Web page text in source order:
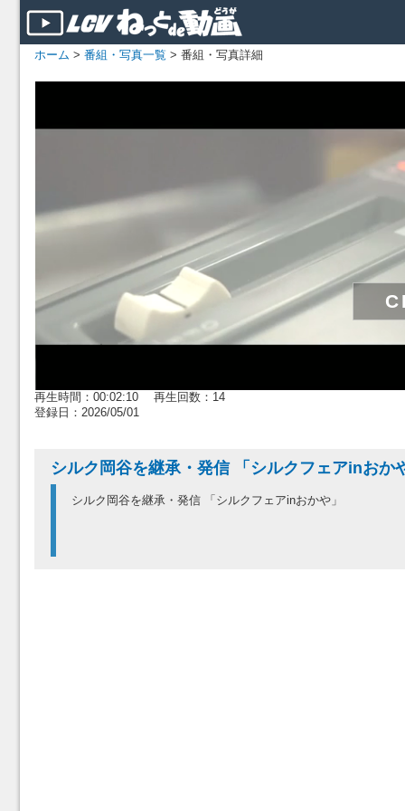
ホーム > 番組・写真一覧 > 番組・写真詳細
再生時間：00:02:10 再生回数：14
登録日：2026/05/01
シルク岡谷を継承・発信 「シルクフェアinおか
シルク岡谷を継承・発信 「シルクフェアinおかや」